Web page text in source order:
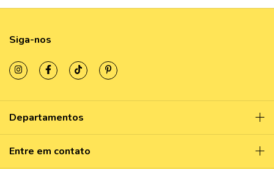
Siga-nos
Departamentos
Entre em contato